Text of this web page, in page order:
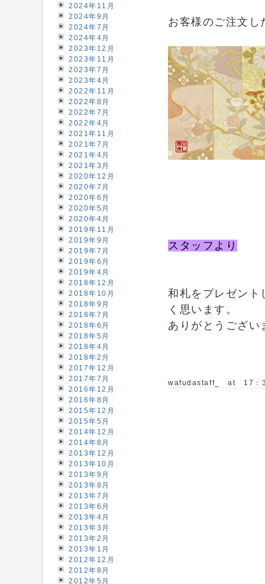
お客様のご注文し
スタッフより
和札をプレゼント
く思います。
ありがとうござい
wafudastaff_ at 17：
2024年11月
2024年9月
2024年7月
2024年4月
2023年12月
2023年11月
2023年7月
2023年4月
2022年11月
2022年8月
2022年7月
2022年4月
2021年11月
2021年7月
2021年4月
2021年3月
2020年12月
2020年7月
2020年6月
2020年5月
2020年4月
2019年11月
2019年9月
2019年7月
2019年6月
2019年4月
2018年12月
2018年10月
2018年9月
2018年7月
2018年6月
2018年5月
2018年4月
2018年2月
2017年12月
2017年7月
2016年12月
2016年8月
2015年12月
2015年5月
2014年12月
2014年8月
2013年12月
2013年10月
2013年9月
2013年8月
2013年7月
2013年6月
2013年4月
2013年3月
2013年2月
2013年1月
2012年12月
2012年8月
2012年5月